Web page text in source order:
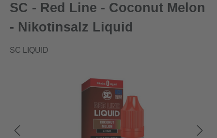
SC - Red Line - Coconut Melon
- Nikotinsalz Liquid
SC LIQUID
Bildergalerie überspringen